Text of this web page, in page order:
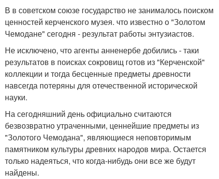
В в советском союзе государство не занималось поиском
ценностей керченского музея. что известно о "Золотом
Чемодане" сегодня - результат работы энтузиастов.
Не исключено, что агенты анненербе добились - таки
результатов в поисках сокровищ готов из "Керченской"
коллекции и тогда бесценные предметы древности
навсегда потеряны для отечественной исторической
науки.
На сегодняшний день официально считаются
безвозвратно утраченными, ценнейшие предметы из
"Золотого Чемодана", являющиеся неповторимым
памятником культуры древних народов мира. Остается
только надеяться, что когда-нибудь они все же будут
найдены.